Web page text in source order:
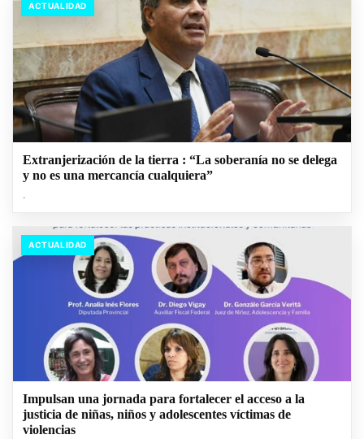
ACTUALIDAD
Extranjerización de la tierra : “La soberanía no se delega
y no es una mercancía cualquiera”
.
ACTUALIDAD
Impulsan una jornada para fortalecer el acceso a la
justicia de niñas, niños y adolescentes víctimas de
violencias